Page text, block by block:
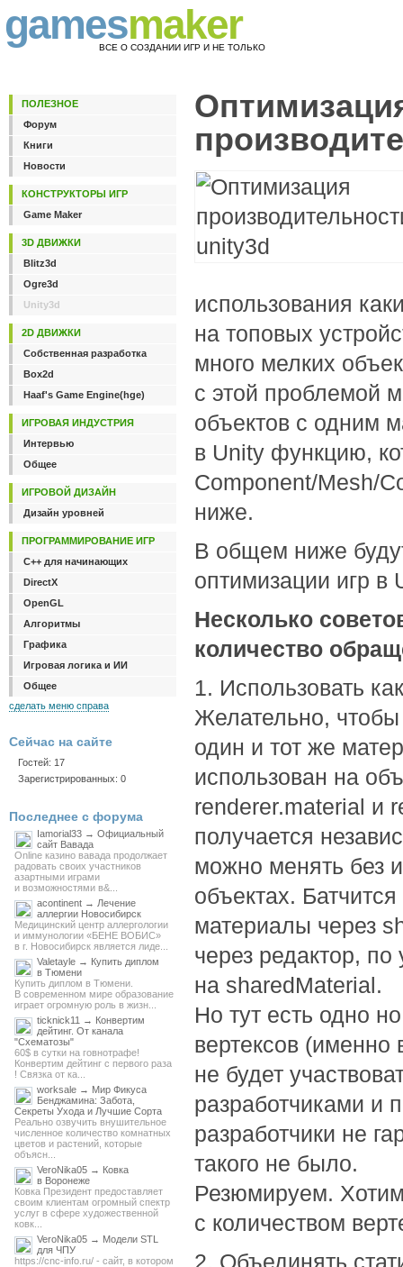
gamesmaker
ВСЕ О СОЗДАНИИ ИГР И НЕ ТОЛЬКО
использования
на топовых
много мелких
с этой проблемой
объектов с одним
в Unity функцию,
Component/Mesh/
ниже.
В общем ниже
оптимизации игр в
Несколько
количество
1. Использовать
Желательно,
один и тот же
использован на
renderer.material и
получается
можно менять без
объектах.
материалы через
через редактор,
на sharedMaterial.
Но тут есть одно
вертексов (именно
не будет
разработчиками и
разработчики не
такого не было.
Резюмируем.
с количеством
2. Объединять
ПОЛЕЗНОЕ
Форум
Книги
Новости
КОНСТРУКТОРЫ ИГР
Game Maker
3D ДВИЖКИ
Blitz3d
Ogre3d
Unity3d
2D ДВИЖКИ
Собственная разработка
Box2d
Haaf's Game Engine(hge)
ИГРОВАЯ ИНДУСТРИЯ
Интервью
Общее
ИГРОВОЙ ДИЗАЙН
Дизайн уровней
ПРОГРАММИРОВАНИЕ ИГР
C++ для начинающих
DirectX
OpenGL
Алгоритмы
Графика
Игровая логика и ИИ
Общее
сделать меню справа
Сейчас на сайте
Гостей: 17
Зарегистрированных: 0
Последнее с форума
Iamorial33 → Официальный
сайт Вавада
Online казино вавада продолжает
радовать своих участников
азартными играми
и возможностями в&...
acontinent → Лечение
аллергии Новосибирск
Медицинский центр аллергологии
и иммунологии «БЕНЕ ВОБИС»
в г. Новосибирск является лиде...
Valetayle → Купить диплом
в Тюмени
Купить диплом в Тюмени.
В современном мире образование
играет огромную роль в жизн...
ticknick11 → Конвертим
дейтинг. От канала
"Схематозы"
60$ в сутки на говнотрафе!
Конвертим дейтинг с первого раза
! Связка от ка...
worksale → Мир Фикуса
Бенджамина: Забота,
Секреты Ухода и Лучшие Сорта
Реально озвучить внушительное
численное количество комнатных
цветов и растений, которые
объясн...
VeroNika05 → Ковка
в Воронеже
Ковка Президент предоставляет
своим клиентам огромный спектр
услуг в сфере художественной
ковк...
VeroNika05 → Модели STL
для ЧПУ
https://cnc-info.ru/ - сайт, в котором